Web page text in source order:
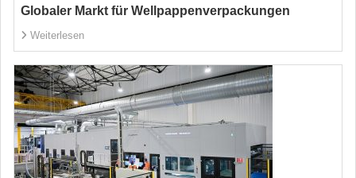
Globaler Markt für Wellpappenverpackungen
Weiterlesen